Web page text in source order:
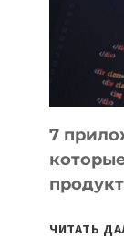
7
ЧИТАТЬ